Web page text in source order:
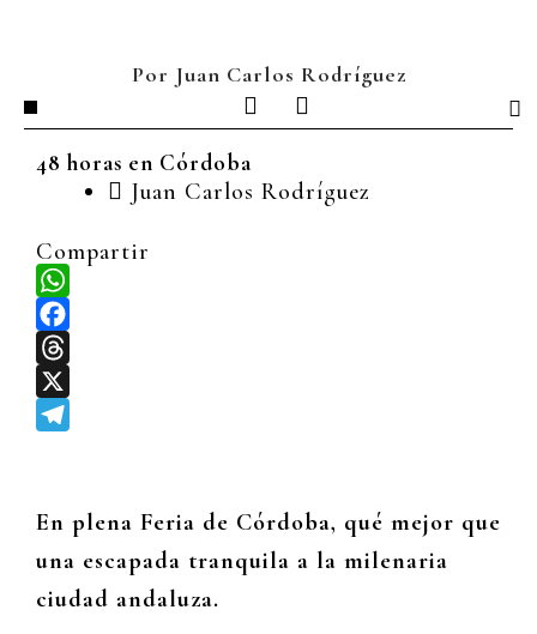
Por Juan Carlos Rodríguez
I
n
t
a
L
i
k
e
48 horas en Córdoba
Juan Carlos Rodríguez
Compartir
WhatsApp
Facebook
Threads
X
En plena Feria de Córdoba, qué mejor que
una escapada tranquila a la milenaria
ciudad andaluza.